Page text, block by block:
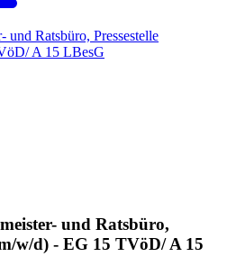
Ratsbüro, Pressestelle
A 15 LBesG
und Ratsbüro,
w/d) - EG 15 TVöD/ A 15